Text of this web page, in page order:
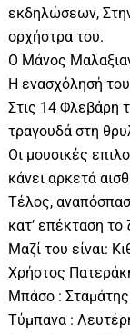
εκδηλώσεων,
ορχήστρα του.
Ο Μάνος
Η ενασχόλησή
Στις 14 Φλεβάρη
τραγουδά στη
Οι μουσικές
κάνει αρκετά
Τέλος,
κατ’ επέκταση το
Μαζί του είναι:
Χρήστος
Μπάσο :
Τύμπανα :